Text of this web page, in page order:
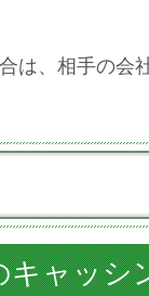
は、相手の会
ャッシ